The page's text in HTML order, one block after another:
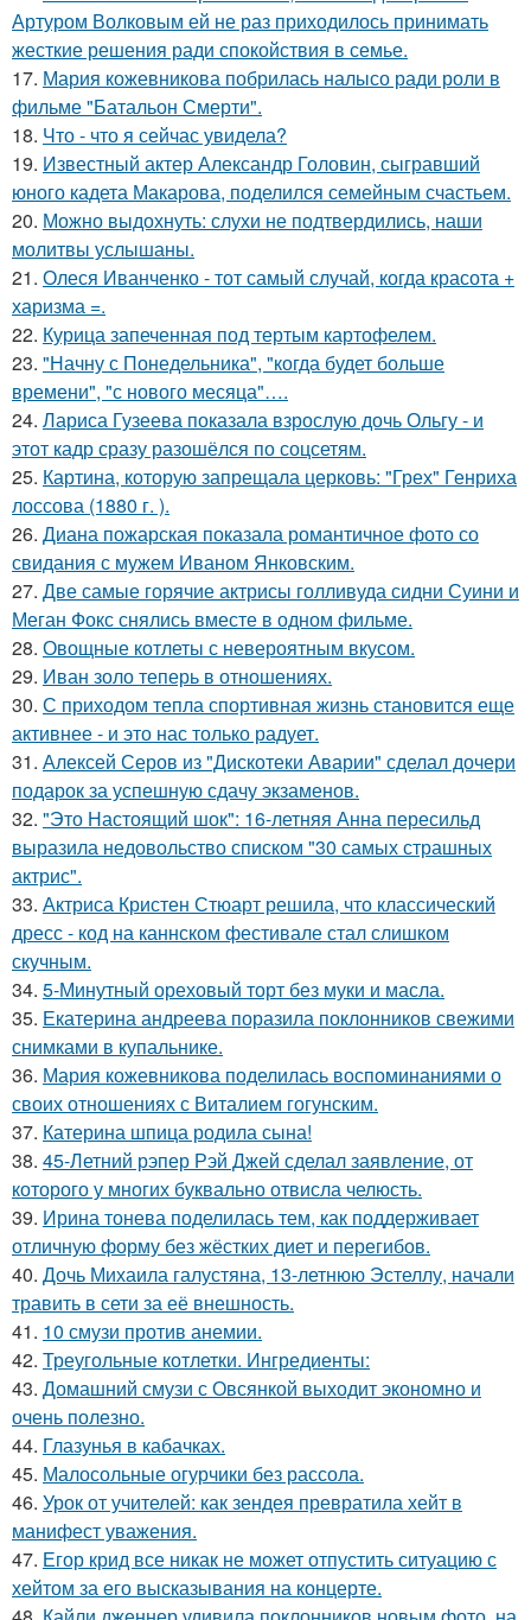
Артуром Волковым ей не раз приходилось принимать
жесткие решения ради спокойствия в семье.
17. Мария кожевникова побрилась налысо ради роли в
фильме "Батальон Смерти".
18. Что - что я сейчас увидела?
19. Известный актер Александр Головин, сыгравший
юного кадета Макарова, поделился семейным счастьем.
20. Можно выдохнуть: слухи не подтвердились, наши
молитвы услышаны.
21. Олеся Иванченко - тот самый случай, когда красота +
харизма =.
22. Курица запеченная под тертым картофелем.
23. "Начну с Понедельника", "когда будет больше
времени", "с нового месяца"….
24. Лариса Гузеева показала взрослую дочь Ольгу - и
этот кадр сразу разошёлся по соцсетям.
25. Картина, которую запрещала церковь: "Грех" Генриха
лоссова (1880 г. ).
26. Диана пожарская показала романтичное фото со
свидания с мужем Иваном Янковским.
27. Две самые горячие актрисы голливуда сидни Суини и
Меган Фокс снялись вместе в одном фильме.
28. Овощные котлеты с невероятным вкусом.
29. Иван золо теперь в отношениях.
30. С приходом тепла спортивная жизнь становится еще
активнее - и это нас только радует.
31. Алексей Серов из "Дискотеки Аварии" сделал дочери
подарок за успешную сдачу экзаменов.
32. "Это Настоящий шок": 16-летняя Анна пересильд
выразила недовольство списком "30 самых страшных
актрис".
33. Актриса Кристен Стюарт решила, что классический
дресс - код на каннском фестивале стал слишком
скучным.
34. 5-Минутный ореховый торт без муки и масла.
35. Екатерина андреева поразила поклонников свежими
снимками в купальнике.
36. Мария кожевникова поделилась воспоминаниями о
своих отношениях с Виталием гогунским.
37. Катерина шпица родила сына!
38. 45-Летний рэпер Рэй Джей сделал заявление, от
которого у многих буквально отвисла челюсть.
39. Ирина тонева поделилась тем, как поддерживает
отличную форму без жёстких диет и перегибов.
40. Дочь Михаила галустяна, 13-летнюю Эстеллу, начали
травить в сети за её внешность.
41. 10 смузи против анемии.
42. Треугольные котлетки. Ингредиенты:
43. Домашний смузи с Овсянкой выходит экономно и
очень полезно.
44. Глазунья в кабачках.
45. Малосольные огурчики без рассола.
46. Урок от учителей: как зендея превратила хейт в
манифест уважения.
47. Егор крид все никак не может отпустить ситуацию с
хейтом за его высказывания на концерте.